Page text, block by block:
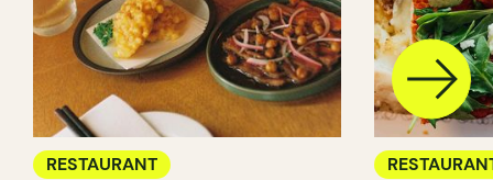
RESTAURANT